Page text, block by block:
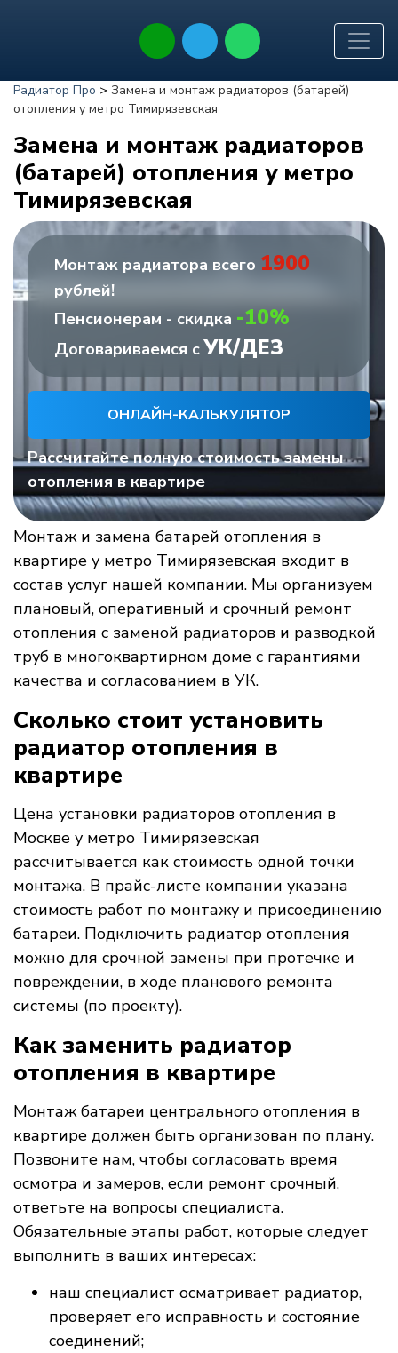
Радиатор Про > Замена и монтаж радиаторов (батарей)
отопления у метро Тимирязевская
Замена и монтаж радиаторов
(батарей) отопления у метро
Тимирязевская
Монтаж радиатора всего 1900
рублей!
Пенсионерам - скидка -10%
Договариваемся с УК/ДЕЗ
ОНЛАЙН-КАЛЬКУЛЯТОР
Рассчитайте полную стоимость замены
отопления в квартире
Монтаж и замена батарей отопления в
квартире у метро Тимирязевская входит в
состав услуг нашей компании. Мы организуем
плановый, оперативный и срочный ремонт
отопления с заменой радиаторов и разводкой
труб в многоквартирном доме с гарантиями
качества и согласованием в УК.
Сколько стоит установить
радиатор отопления в
квартире
Цена установки радиаторов отопления в
Москве у метро Тимирязевская
рассчитывается как стоимость одной точки
монтажа. В прайс-листе компании указана
стоимость работ по монтажу и присоединению
батареи. Подключить радиатор отопления
можно для срочной замены при протечке и
повреждении, в ходе планового ремонта
системы (по проекту).
Как заменить радиатор
отопления в квартире
Монтаж батареи центрального отопления в
квартире должен быть организован по плану.
Позвоните нам, чтобы согласовать время
осмотра и замеров, если ремонт срочный,
ответьте на вопросы специалиста.
Обязательные этапы работ, которые следует
выполнить в ваших интересах:
наш специалист осматривает радиатор,
проверяет его исправность и состояние
соединений;